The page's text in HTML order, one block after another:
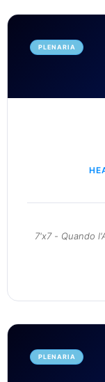
PLENARIA
7'x7 - Quando
PLENARIA